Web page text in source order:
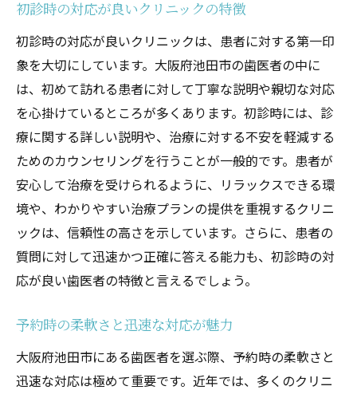
患者の意見を尊重する治療方針
治療前の丁寧な説明と合意
個々のニーズに応じた治療計画
痛みの少ない治療を心がける
アフターケアの充実が安心感に直結
患者の生活に寄り添ったアドバイス
わかりやすい説明が魅力池田市の歯医者
治療内容を丁寧に説明してくれるクリニッ
ク
患者の疑問に親身に答える歯医者
治療計画の透明性が信頼の基礎
ビジュアルを使った説明で理解が深まる
コミュニケーションの良さが満足度を高め
初診時の対応が良いクリニックの特徴
初診時の対応が良いクリニックは、患者に対する第一印
象を大切にしています。大阪府池田市の歯医者の中に
は、初めて訪れる患者に対して丁寧な説明や親切な対応
を心掛けているところが多くあります。初診時には、診
療に関する詳しい説明や、治療に対する不安を軽減する
ためのカウンセリングを行うことが一般的です。患者が
安心して治療を受けられるように、リラックスできる環
境や、わかりやすい治療プランの提供を重視するクリニ
ックは、信頼性の高さを示しています。さらに、患者の
質問に対して迅速かつ正確に答える能力も、初診時の対
応が良い歯医者の特徴と言えるでしょう。
予約時の柔軟さと迅速な対応が魅力
大阪府池田市にある歯医者を選ぶ際、予約時の柔軟さと
迅速な対応は極めて重要です。近年では、多くのクリニ